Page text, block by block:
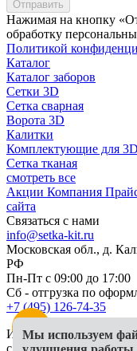
Отправить
Нажимая на кнопку
обработку
Политикой
Каталог
Каталог заборов
Сетки 3D
Сетка сварная
Ворота 3D
Калитки
Комплектующие для
Сетка тканая
смотреть все
Акции Компания
сайта
Связаться с нами
info@setka-kit.ru
Московская обл., д.
РФ
Пн-Пт с 09:00 до 17:00
Сб - отгрузка по
+7 (495) 126-74-35
Информация,
случаях может
Мы используем